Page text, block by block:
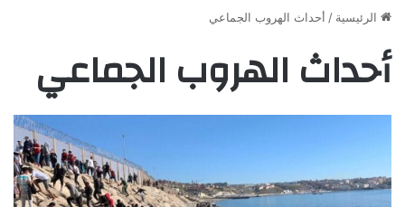
الرئيسية / أحداث الهروب الجماعي
أحداث الهروب الجماعي